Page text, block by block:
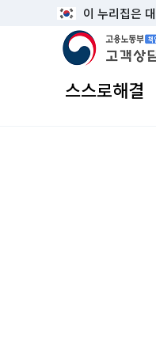
이 누리집은
고용노동부 책임
스스로해결